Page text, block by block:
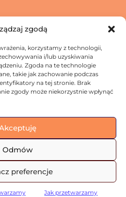
zgodą
korzystamy z technologii,
i/lub uzyskiwania
Zgoda na te technologie
takie jak zachowanie podczas
na tej stronie. Brak
zgody może niekorzystnie wpłynąć
Odmów
preferencje
Jak przetwarzamy
Otwarte Forum
się z nami
Twoje dane?